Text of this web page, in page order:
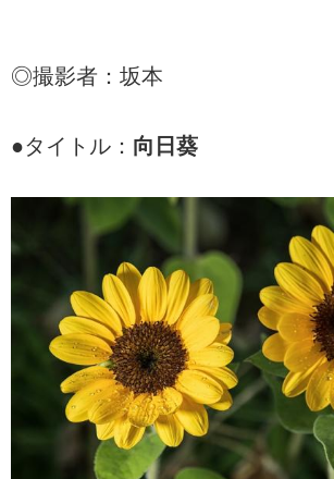
◎撮影者：坂本
●タイトル： 向日葵